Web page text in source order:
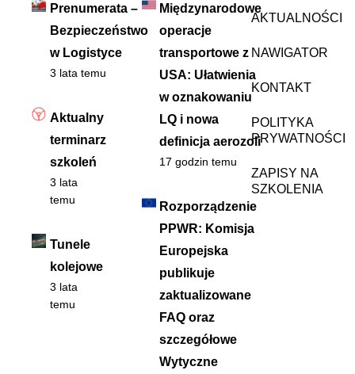
Prenumerata –
Bezpieczeństwo
w Logistyce
3 lata temu
Aktualny
terminarz
szkoleń
3 lata
temu
Tunele
kolejowe
3 lata
temu
Międzynarodowe
operacje
transportowe z
USA: Ułatwienia
w oznakowaniu
LQ i nowa
definicja aerozoli
17 godzin temu
Rozporządzenie
PPWR: Komisja
Europejska
publikuje
zaktualizowane
FAQ oraz
szczegółowe
Wytyczne
AKTUALNOŚCI
NAWIGATOR
KONTAKT
POLITYKA
PRYWATNOŚCI
ZAPISY NA
SZKOLENIA